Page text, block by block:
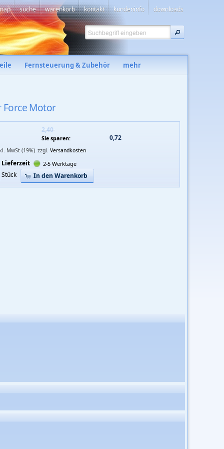
suche warenkorb kontakt kundeninfo downloads
Fernsteuerung & Zubehör mehr
Force Motor
2,40 
Sie sparen: 0,72 
MwSt (19%) zzgl. Versandkosten
Lieferzeit 2-5 Werktage
Stück In den Warenkorb